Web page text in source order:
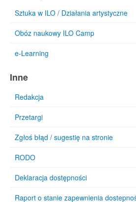
Sztuka w ILO / Działania artystyczne
Obóz naukowy ILO Camp
e-Learning
Inne
Redakcja
Przetargi
Zgłoś błąd / sugestię na stronie
RODO
Deklaracja dostępności
Raport o stanie zapewnienia